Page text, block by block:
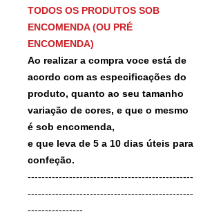
TODOS OS PRODUTOS SOB
ENCOMENDA (OU PRÉ
ENCOMENDA)
Ao realizar a compra voce está de
acordo com as especificações do
produto, quanto ao seu tamanho
variação de cores, e que o mesmo
é sob encomenda,
e que leva de 5 a 10 dias úteis para
confeção.
------------------------------------------------
------------------------------------------------
----------------